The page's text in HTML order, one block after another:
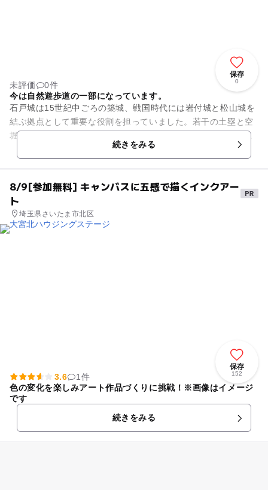
保存
0
未評価
0件
今は自然遊歩道の一部になっています。
石戸城は15世紀中ごろの築城、戦国時代には岩付城と松山城を
結ぶ拠点として重要な役割を担っていました。若干の土塁と空
堀が残っています。一夜堤は北条氏が石戸城を攻めた折、一夜
にして沼地に堤を築いたこ...続きをみる
8/9[参加無料] キャンバスに五感で描くインクアー
ト
埼玉県さいたま市北区
保存
152
3.6
1件
色の変化を楽しみアート作品づくりに挑戦！※画像はイメージ
です
続きをみる